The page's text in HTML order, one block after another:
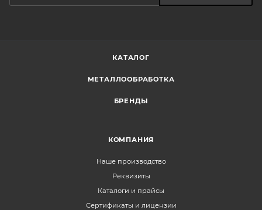
КАТАЛОГ
МЕТАЛЛООБРАБОТКА
БРЕНДЫ
КОМПАНИЯ
Наше производство
Реквизиты
Каталоги и прайсы
Сертификаты и лицензии